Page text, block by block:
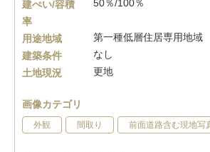
建ぺい/容積
率
50％/100％
用途地域
第一種低層住居専用地域
建築条件
なし
土地現況
更地
画像カテゴリ
外観 間取り 前面道路含む現地写